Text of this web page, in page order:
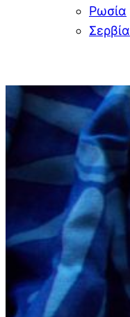
Ρωσία
Σερβία